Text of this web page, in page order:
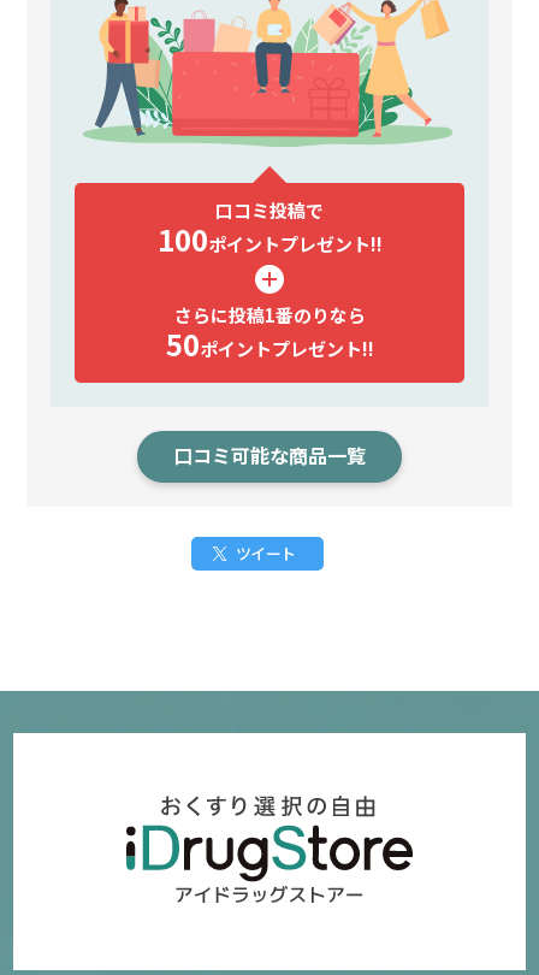
口コミ投稿で
100ポイントプレゼント!!
さらに投稿1番のりなら
50ポイントプレゼント!!
口コミ可能な商品一覧
ツイート